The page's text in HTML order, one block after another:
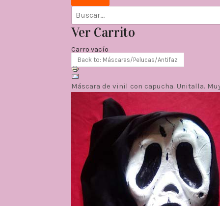
Ver Carrito
Carro vacío
Back to: Máscaras/Pelucas/Antifaz
Máscara de vinil con capucha. Unitalla.